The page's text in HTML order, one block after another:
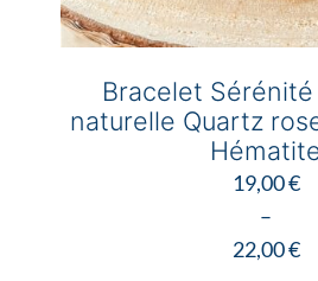
Bracelet
naturelle Quartz
19,00€
–
22,00€